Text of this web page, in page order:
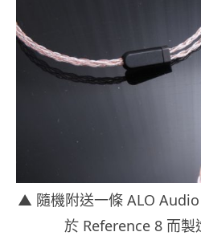
▲ 隨機附送一條 ALO
於 Reference 8 而製